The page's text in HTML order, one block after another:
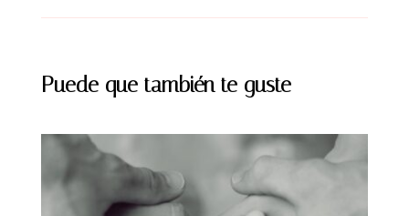
Puede que también te guste